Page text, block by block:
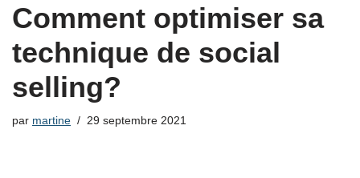
Comment optimiser sa
technique de social
selling?
par martine 29 septembre 2021